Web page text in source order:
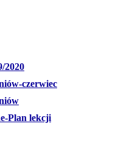
2020
czerwiec
Plan lekcji